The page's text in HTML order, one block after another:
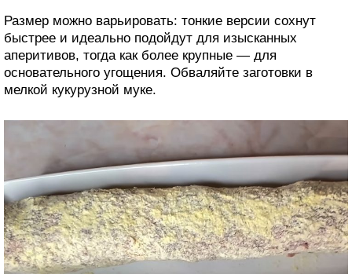
Размер можно варьировать: тонкие версии сохнут
быстрее и идеально подойдут для изысканных
аперитивов, тогда как более крупные — для
основательного угощения. Обваляйте заготовки в
мелкой кукурузной муке.